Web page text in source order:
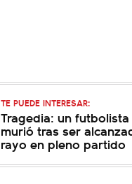
TE PUEDE INTERESAR:
Tragedia: un futbolista
murió tras ser
rayo en pleno partido